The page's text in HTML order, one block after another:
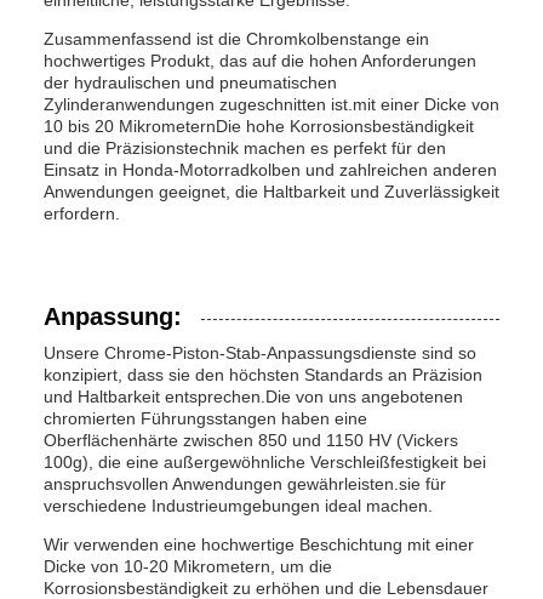
Zusammenfassend ist die Chromkolbenstange ein
hochwertiges Produkt, das auf die hohen Anforderungen
der hydraulischen und pneumatischen
Zylinderanwendungen zugeschnitten ist.mit einer Dicke von
10 bis 20 MikrometernDie hohe Korrosionsbeständigkeit
und die Präzisionstechnik machen es perfekt für den
Einsatz in Honda-Motorradkolben und zahlreichen anderen
Anwendungen geeignet, die Haltbarkeit und Zuverlässigkeit
erfordern.
Anpassung:
Unsere Chrome-Piston-Stab-Anpassungsdienste sind so
konzipiert, dass sie den höchsten Standards an Präzision
und Haltbarkeit entsprechen.Die von uns angebotenen
chromierten Führungsstangen haben eine
Oberflächenhärte zwischen 850 und 1150 HV (Vickers
100g), die eine außergewöhnliche Verschleißfestigkeit bei
anspruchsvollen Anwendungen gewährleisten.sie für
verschiedene Industrieumgebungen ideal machen.
Wir verwenden eine hochwertige Beschichtung mit einer
Dicke von 10-20 Mikrometern, um die
Korrosionsbeständigkeit zu erhöhen und die Lebensdauer